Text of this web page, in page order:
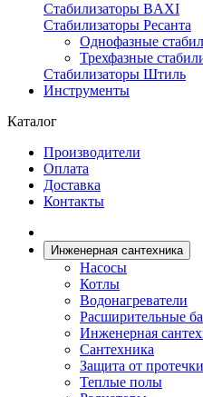
Стабилизаторы BAXI
Стабилизаторы Ресанта
Однофазные
Трехфазные
Стабилизаторы Штиль
Инструменты
Каталог
Производители
Оплата
Доставка
Контакты
Инженерная сантехника
Насосы
Котлы
Водонагреватели
Расширительные
Инженерная
Сантехника
Защита от
Теплые полы